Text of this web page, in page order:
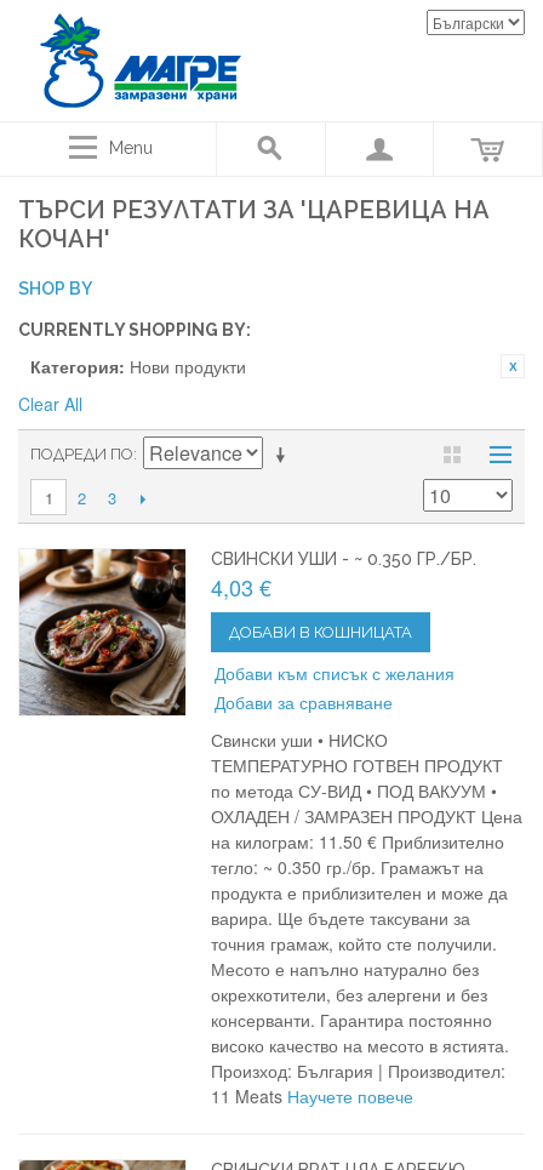
Menu
ТЪРСИ РЕЗУЛТАТИ ЗА 'ЦАРЕВИЦА НА
КОЧАН'
SHOP BY
CURRENTLY SHOPPING BY:
Категория: Нови продукти
Clear All
ПОДРЕДИ ПО
1 2 3
СВИНСКИ УШИ - ~ 0.350 ГР./БР.
4,03 €
ДОБАВИ В КОШНИЦАТА
Добави към списък с желания
Добави за сравняване
Свински уши • НИСКО
ТЕМПЕРАТУРНО ГОТВЕН ПРОДУКТ
по метода СУ-ВИД • ПОД ВАКУУМ •
ОХЛАДЕН / ЗАМРАЗЕН ПРОДУКТ Цена
на килограм: 11.50 € Приблизително
тегло: ~ 0.350 гр./бр. Грамажът на
продукта е приблизителен и може да
варира. Ще бъдете таксувани за
точния грамаж, който сте получили.
Месото е напълно натурално без
окрехкотители, без алергени и без
консерванти. Гарантира постоянно
високо качество на месото в ястията.
Произход: България | Производител:
11 Meats Научете повече